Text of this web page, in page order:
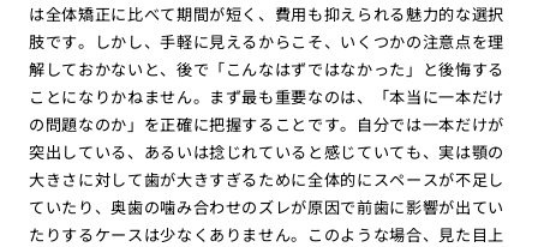
は全体矯正に比べて期間が短く、費用も抑えられる魅力的な選択
肢です。しかし、手軽に見えるからこそ、いくつかの注意点を理
解しておかないと、後で「こんなはずではなかった」と後悔する
ことになりかねません。まず最も重要なのは、「本当に一本だけ
の問題なのか」を正確に把握することです。自分では一本だけが
突出している、あるいは捻じれていると感じていても、実は顎の
大きさに対して歯が大きすぎるために全体的にスペースが不足し
ていたり、奥歯の噛み合わせのズレが原因で前歯に影響が出てい
たりするケースは少なくありません。このような場合、見た目上